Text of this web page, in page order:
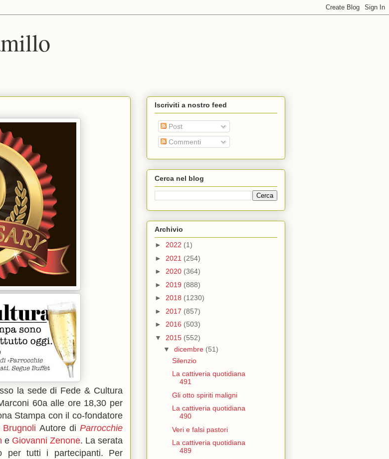
la sede di Fede & Cultura
60a alle ore 18,30 per
Stampa con il co-fondatore
Autore di Parrocchie
e Giovanni Zenone. La serata
per tutti i partecipanti. Per
Iscriviti a nostro feed
Post
Commenti
Cerca nel blog
Archivio
► 2022 (1)
► 2021 (254)
► 2020 (364)
► 2019 (888)
► 2018 (1230)
► 2017 (857)
► 2016 (503)
▼ 2015 (552)
▼ dicembre (51)
Silenzio
La cattiveria quotidiana
491
Gli otto spiriti maligni
La cattiveria quotidiana
490
Veri e falsi pastori
La cattiveria quotidiana
489